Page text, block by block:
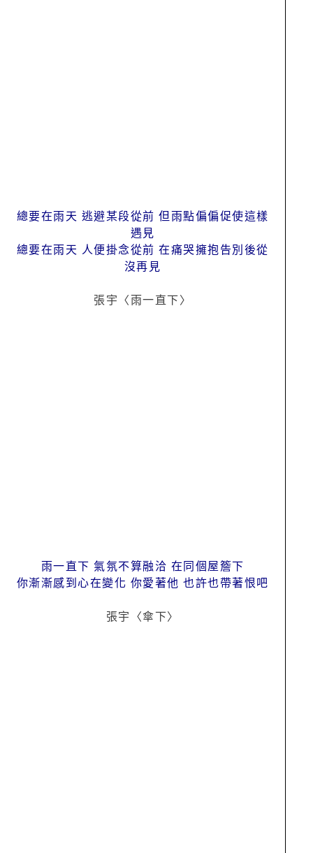
總要在雨天 逃避某段從前 但雨點偏偏促使這樣
遇見
總要在雨天 人便掛念從前 在痛哭擁抱告別後從
沒再見
張宇〈雨一直下〉
雨一直下 氣氛不算融洽 在同個屋簷下
你漸漸感到心在變化 你愛著他 也許也帶著恨吧
張宇〈傘下〉